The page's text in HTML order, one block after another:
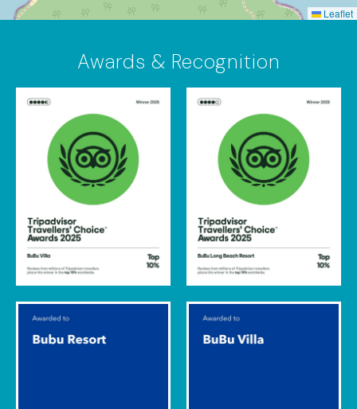
Leaflet
Awards & Recognition